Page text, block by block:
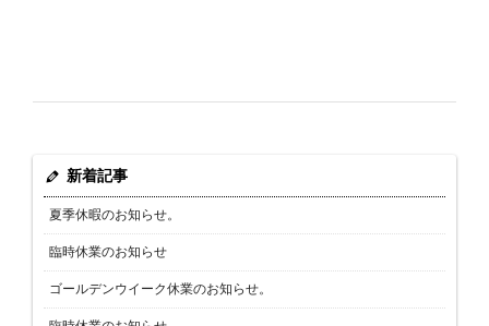
新着記事
夏季休暇のお知らせ。
臨時休業のお知らせ
ゴールデンウイーク休業のお知らせ。